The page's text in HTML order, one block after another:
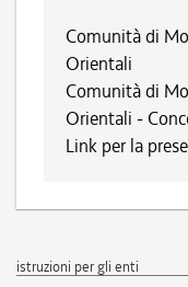
Comunità di
Orientali
Comunità di
Orientali -
Link per la
istruzioni per gli enti